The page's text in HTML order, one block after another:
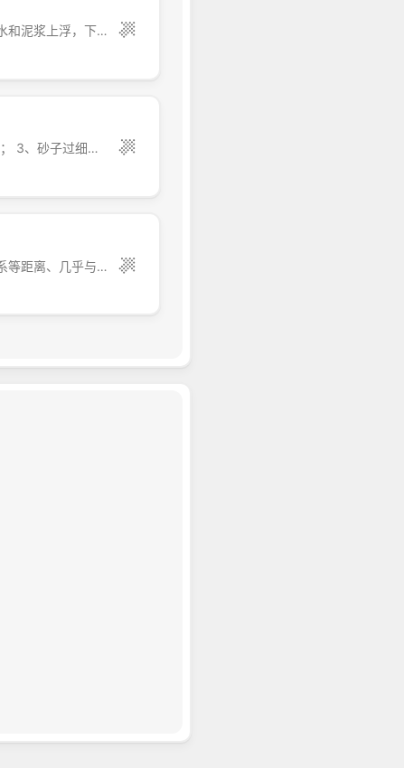
混凝土的泌水与扒底犹如一对孪生兄弟，一般情况下是同时出现的，混凝土一泌水，水和泥浆上浮，下沉的石子就紧紧与基底粘结在一起，这种现象就是混凝土扒底、板结。 扒底原因： 外加剂掺量高，尤其是新型、高效减水剂对掺量十分敏感，掺量稍高一点或用量提高两三公斤，都会出现泌水、扒底现象。 如何防止： 1、新减水剂要...
1、暴晒或大风时，表面水分急剧蒸发，加大混凝土表面干缩； 2、配合比中砂率过大； 3、砂子过细、含泥量大； 4、水胶比过大，混凝土坍落度大； 5、工地未进行二次抹压； 6、工地未适时养护； 7、钢筋或预埋管线保护层过小。 预拌混凝土比现场搅拌混凝土的收缩要大50-6...
质量问题：地下室墙体开裂常发生在墙体较长或混凝土强度等级较高的部位，裂纹多系等距离、几乎与长向垂直的直线裂纹，很有规则。 主要原因：墙体长、混凝土强度等级高，收缩大造成的，不是混凝土本身质量问题。该裂纹对承载力无影响，只须表面封闭。 如何防止和减少：设计时要尽量降低混凝土强度等级，宜采用C35以下混凝土，墙体水平抗裂筋适当增...